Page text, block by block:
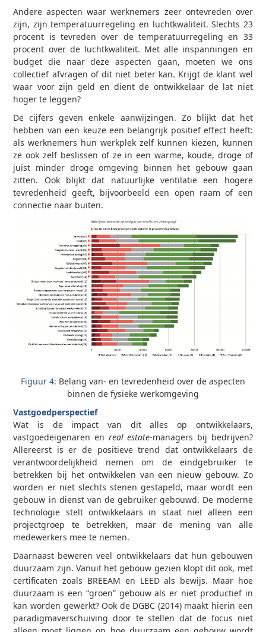
Andere aspecten waar werknemers zeer ontevreden over
zijn, zijn temperatuurregeling en luchtkwaliteit. Slechts 23
procent is tevreden over de temperatuurregeling en 33
procent over de luchtkwaliteit. Met alle inspanningen en
budget die naar deze aspecten gaan, moeten we ons
collectief afvragen of dit niet beter kan. Krijgt de klant wel
waar voor zijn geld en dient de ontwikkelaar de lat niet
hoger te leggen?
De cijfers geven enkele aanwijzingen. Zo blijkt dat het
hebben van een keuze een belangrijk positief effect heeft:
als werknemers hun werkplek zelf kunnen kiezen, kunnen
ze ook zelf beslissen of ze in een warme, koude, droge of
juist minder droge omgeving binnen het gebouw gaan
zitten. Ook blijkt dat natuurlijke ventilatie een hogere
tevredenheid geeft, bijvoorbeeld een open raam of een
connectie naar buiten.
Figuur 4: Belang van- en tevredenheid over de aspecten
binnen de fysieke werkomgeving
Vastgoedperspectief
Wat is de impact van dit alles op ontwikkelaars,
vastgoedeigenaren en real estate-managers bij bedrijven?
Allereerst is er de positieve trend dat ontwikkelaars de
verantwoordelijkheid nemen om de eindgebruiker te
betrekken bij het ontwikkelen van een nieuw gebouw. Zo
worden er niet slechts stenen gestapeld, maar wordt een
gebouw in dienst van de gebruiker gebouwd. De moderne
technologie stelt ontwikkelaars in staat niet alleen een
projectgroep te betrekken, maar de mening van alle
medewerkers mee te nemen.
Daarnaast beweren veel ontwikkelaars dat hun gebouwen
duurzaam zijn. Vanuit het gebouw gezien klopt dit ook, met
certificaten zoals BREEAM en LEED als bewijs. Maar hoe
duurzaam is een “groen” gebouw als er niet productief in
kan worden gewerkt? Ook de DGBC (2014) maakt hierin een
paradigmaverschuiving door te stellen dat de focus niet